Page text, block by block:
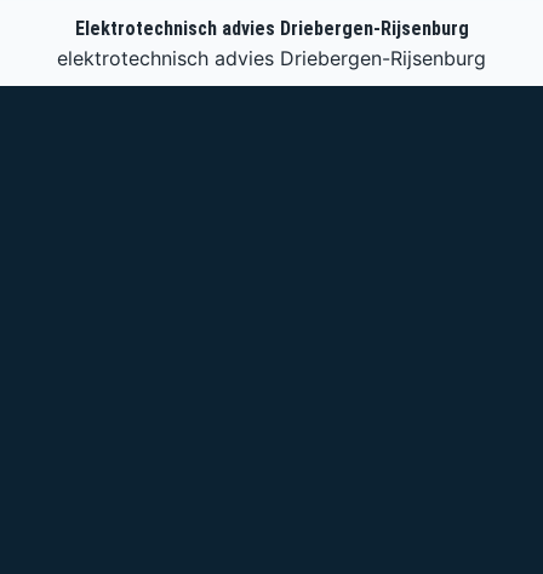
Elektrotechnisch advies Driebergen-Rijsenburg
elektrotechnisch advies Driebergen-Rijsenburg